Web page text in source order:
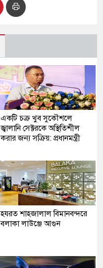
একটি চক্র খুব সুকৌশলে
জ্বালানি সেক্টরকে অস্থিতিশীল
করার জন্য সক্রিয়: প্রধানমন্ত্রী
হযরত শাহজালাল বিমানবন্দরে
বলাকা লাউঞ্জে আগুন